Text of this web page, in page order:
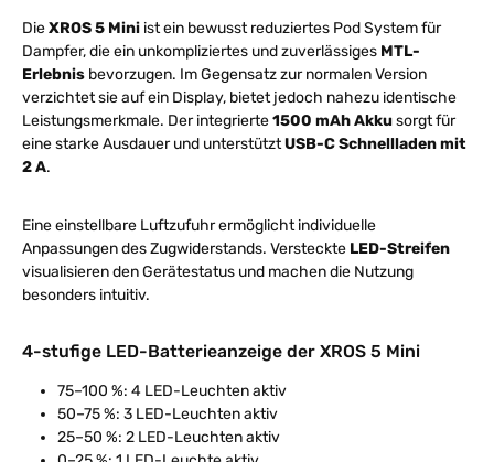
DieXROS 5 Mini ist ein bewusst reduziertes Pod System für
Dampfer, die ein unkompliziertes und zuverlässiges MTL-
Erlebnis bevorzugen. Im Gegensatz zur normalen Version
verzichtet sie auf ein Display, bietet jedoch nahezu identische
Leistungsmerkmale. Der integrierte1500 mAh Akkusorgt für
eine starke Ausdauer und unterstütztUSB-C Schnellladen mit
2 A.
Eine einstellbare Luftzufuhr ermöglicht individuelle
Anpassungen des Zugwiderstands. Versteckte LED-Streifen
visualisieren den Gerätestatus und machen die Nutzung
besonders intuitiv.
4-stufige LED-Batterieanzeige der XROS 5 Mini
75–100 %: 4 LED-Leuchten aktiv
50–75 %: 3 LED-Leuchten aktiv
25–50 %: 2 LED-Leuchten aktiv